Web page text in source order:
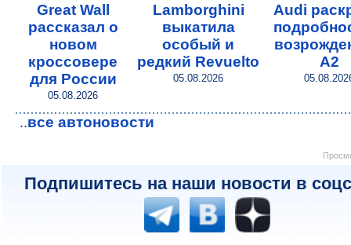
Great Wall
рассказал о
новом
кроссовере
для России
05.08.2026
Lamborghini
выкатила
особый и
редкий Revuelto
05.08.2026
Audi
A2
..все автоновости
Подпишитесь на наши новости в